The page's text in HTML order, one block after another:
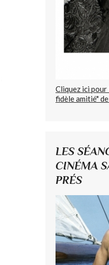
Cliquez ici
fidèle amitié"
LES
CINÉMA
PRÉS